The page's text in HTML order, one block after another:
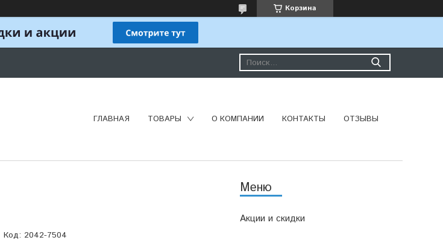
Корзина
ГЛАВНАЯ ТОВАРЫ О КОМПАНИИ КОНТАКТЫ ОТЗЫВЫ
Акции и скидки
Код: 2042-7504